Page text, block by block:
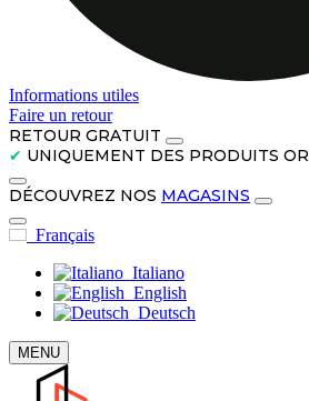
Informations utiles
Faire un retour
RETOUR GRATUIT
✔ UNIQUEMENT DES PRODUITS
DÉCOUVREZ NOS MAGASINS
Français
Italiano
English
Deutsch
MENU